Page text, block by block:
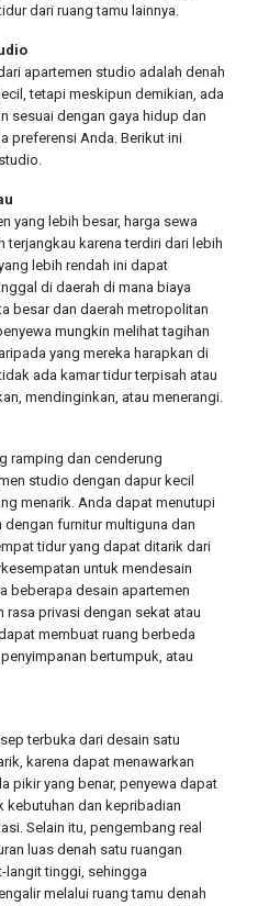
dari ruang tamu lainnya.
apartemen studio adalah denah
tetapi meskipun demikian, ada
sesuai dengan gaya hidup dan
preferensi Anda. Berikut ini
yang lebih besar, harga sewa
terjangkau karena terdiri dari lebih
lebih rendah ini dapat
di daerah di mana biaya
besar dan daerah metropolitan
mungkin melihat tagihan
yang mereka harapkan di
ada kamar tidur terpisah atau
mendinginkan, atau menerangi.
ramping dan cenderung
studio dengan dapur kecil
menarik. Anda dapat menutupi
furnitur multiguna dan
tidur yang dapat ditarik dari
untuk mendesain
beberapa desain apartemen
privasi dengan sekat atau
membuat ruang berbeda
bertumpuk, atau
terbuka dari desain satu
karena dapat menawarkan
pikir yang benar, penyewa dapat
kebutuhan dan kepribadian
Selain itu, pengembang real
luas denah satu ruangan
langit tinggi, sehingga
melalui ruang tamu denah